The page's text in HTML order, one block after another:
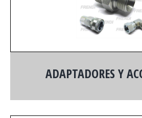
ADAPTADORES Y